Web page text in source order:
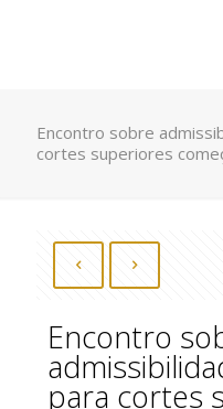
Encontro sobre
cortes superiores
Encontro
para cortes